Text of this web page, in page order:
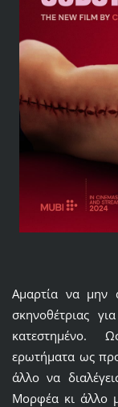
Αμαρτία να μην
σκηνοθέτριας
κατεστημένο.
ερωτήματα ως
άλλο να
Μορφέα κι άλλο